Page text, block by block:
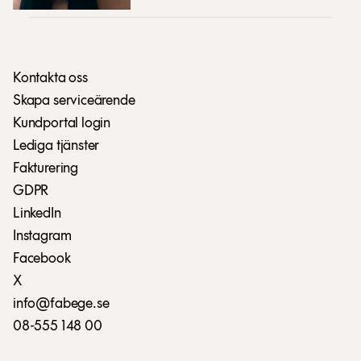
Kontakta oss
Skapa serviceärende
Kundportal login
Lediga tjänster
Fakturering
GDPR
LinkedIn
Instagram
Facebook
X
info@fabege.se
08-555 148 00